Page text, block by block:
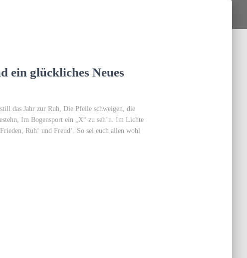
ein glückliches Neues
das Jahr zur Ruh, Die Pfeile schweigen, die
Im Bogensport ein „X“ zu seh’n. Im Lichte
Ruh‘ und Freud‘. So sei euch allen wohl